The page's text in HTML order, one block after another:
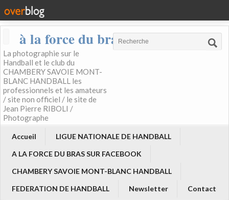
à la force du bras
La photographie sur le
Handball et le club du
CHAMBERY SAVOIE MONT-
BLANC HANDBALL les
professionnels et les amateurs
/ site non officiel / le site de
Jean Pierre RIBOLI /
Photographe
Accueil
LIGUE NATIONALE DE HANDBALL
A LA FORCE DU BRAS SUR FACEBOOK
CHAMBERY SAVOIE MONT-BLANC HANDBALL
FEDERATION DE HANDBALL
Newsletter Contact